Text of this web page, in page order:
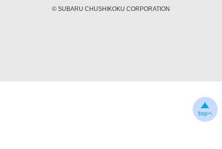
© SUBARU CHUSHIKOKU CORPORATION